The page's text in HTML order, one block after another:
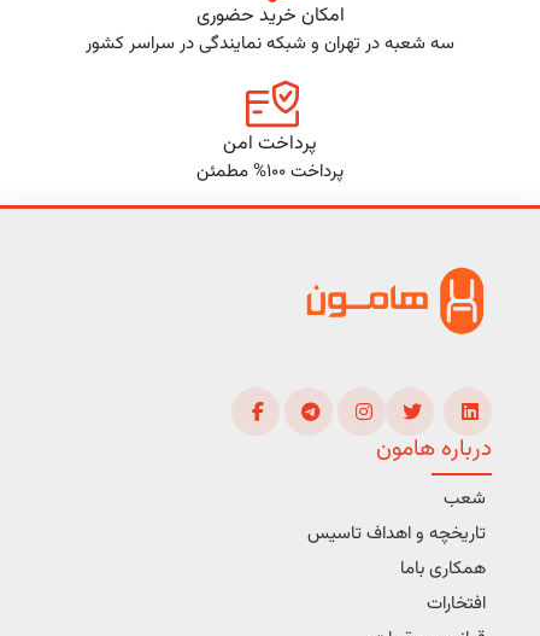
امکان خرید حضوری
سه شعبه در تهران و شبکه نمایندگی در سراسر کشور
پرداخت امن
پرداخت 100% مطمئن
درباره هامون
شعب
تاریخچه و اهداف تاسیس
همکاری باما
افتخارات